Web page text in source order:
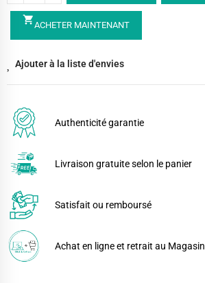
shopping_cartACHETER MAINTENANT
Ajouter à la liste d'envies
Authenticité garantie
Livraison gratuite selon le panier
Satisfait ou remboursé
Achat en ligne et retrait au Magasin